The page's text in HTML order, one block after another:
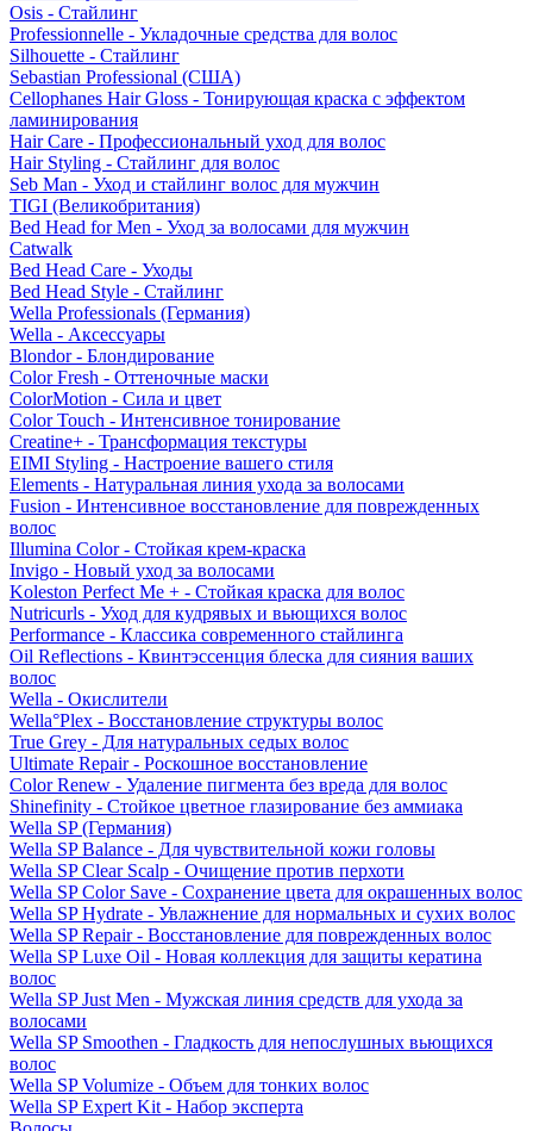
Osis - Стайлинг
Professionnelle - Укладочные средства для волос
Silhouette - Стайлинг
Sebastian Professional (США)
Cellophanes Hair Gloss - Тонирующая краска с эффектом
ламинирования
Hair Care - Профессиональный уход для волос
Hair Styling - Стайлинг для волос
Seb Man - Уход и стайлинг волос для мужчин
TIGI (Великобритания)
Bed Head for Men - Уход за волосами для мужчин
Catwalk
Bed Head Care - Уходы
Bed Head Style - Стайлинг
Wella Professionals (Германия)
Wella - Аксессуары
Blondor - Блондирование
Color Fresh - Оттеночные маски
ColorMotion - Сила и цвет
Color Touch - Интенсивное тонирование
Creatine+ - Трансформация текстуры
EIMI Styling - Настроение вашего стиля
Elements - Натуральная линия ухода за волосами
Fusion - Интенсивное восстановление для поврежденных
волос
Illumina Color - Стойкая крем-краска
Invigo - Новый уход за волосами
Koleston Perfect Me + - Стойкая краска для волос
Nutricurls - Уход для кудрявых и вьющихся волос
Performance - Классика современного стайлинга
Oil Reflections - Квинтэссенция блеска для сияния ваших
волос
Wella - Окислители
Wella°Plex - Восстановление структуры волос
True Grey - Для натуральных седых волос
Ultimate Repair - Роскошное восстановление
Color Renew - Удаление пигмента без вреда для волос
Shinefinity - Стойкое цветное глазирование без аммиака
Wella SP (Германия)
Wella SP Balance - Для чувствительной кожи головы
Wella SP Clear Scalp - Очищение против перхоти
Wella SP Color Save - Сохранение цвета для окрашенных волос
Wella SP Hydrate - Увлажнение для нормальных и сухих волос
Wella SP Repair - Восстановление для поврежденных волос
Wella SP Luxe Oil - Новая коллекция для защиты кератина
волос
Wella SP Just Men - Мужская линия средств для ухода за
волосами
Wella SP Smoothen - Гладкость для непослушных вьющихся
волос
Wella SP Volumize - Объем для тонких волос
Wella SP Expert Kit - Набор эксперта